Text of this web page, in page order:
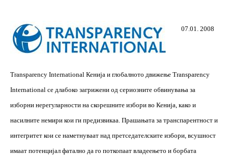
07.01. 2008
Transparency International Кенија и глобалното движење Transparency
International се длабоко загрижени од сериозните обвинувања за
изборни нерегуларности на скорешните избори во Кенија, како и
насилните немири кои ги предизвикаа. Прашањата за транспарентност и
интегритет кои се наметнуваат над претседателските избори, всушност
имаат потенцијал фатално да го поткопаат владеењето и борбата